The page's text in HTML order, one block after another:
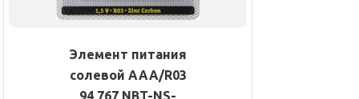
Элемент питания
солевой AAA/R03
94 767 NBT-NS-